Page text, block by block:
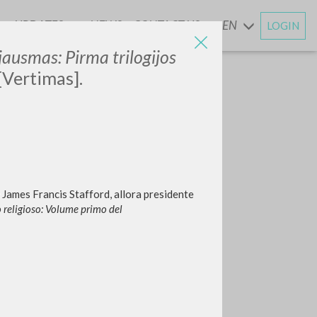
Pirma trilogijos
Francis Stafford, allora presidente
religioso: Volume primo del
UPDATESANDNEWS CONTACT US EN LOGIN